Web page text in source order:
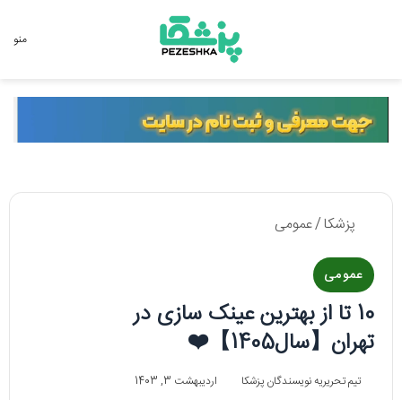
منو
پزشکا/عمومی
عمومی
10 تا از بهترین عینک سازی در
تهران【سال1405】❤️
تیم تحریریه نویسندگان پزشکا
اردیبهشت 3, 1403